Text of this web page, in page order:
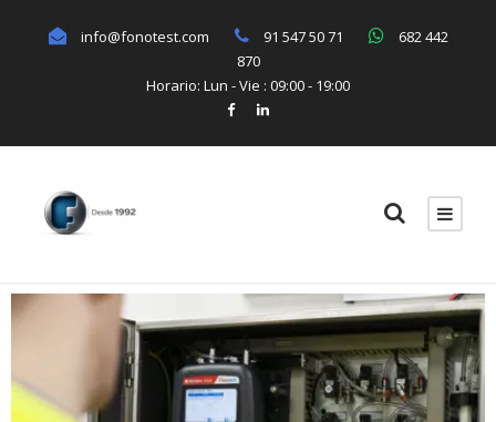
info@fonotest.com 91 547 50 71
682 442
870
Horario: Lun - Vie : 09:00 - 19:00